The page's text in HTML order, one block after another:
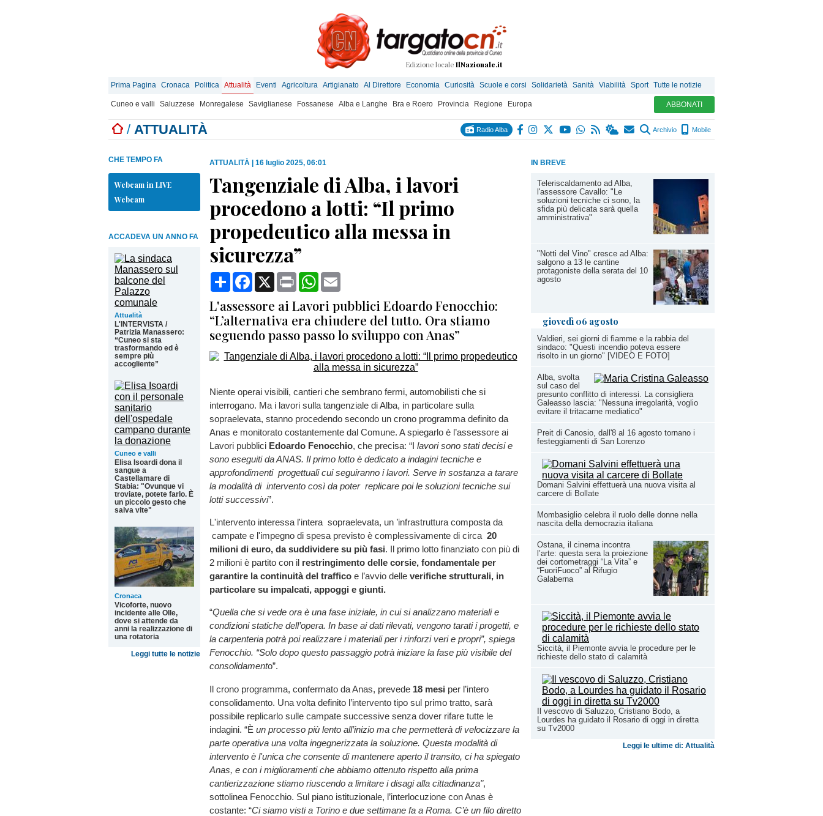
Edizione locale IlNazionale.it
Prima Pagina Cronaca Politica Attualità Eventi Agricoltura Artigianato Al Direttore Economia Curiosità Scuole e corsi Solidarietà Sanità Viabilità Sport Tutte le notizie
Cuneo e valli Saluzzese Monregalese Saviglianese Fossanese Alba e Langhe Bra e Roero Provincia Regione Europa ABBONATI
/ ATTUALITÀ Radio Alba Archivio Mobile
IN BREVE
Teleriscaldamento ad Alba,
l'assessore Cavallo: "Le
soluzioni tecniche ci sono, la
sfida più delicata sarà quella
amministrativa"
"Notti del Vino" cresce ad Alba:
salgono a 13 le cantine
protagoniste della serata del 10
agosto
giovedì 06 agosto
Valdieri, sei giorni di fiamme e la rabbia del
sindaco: "Questi incendio poteva essere
risolto in un giorno" [VIDEO E FOTO]
Alba, svolta
sul caso del
presunto conflitto di interessi. La consigliera
Galeasso lascia: "Nessuna irregolarità, voglio
evitare il tritacarne mediatico"
Preit di Canosio, dall'8 al 16 agosto tornano i
festeggiamenti di San Lorenzo
Domani Salvini effettuerà una nuova visita al
carcere di Bollate
Mombasiglio celebra il ruolo delle donne nella
nascita della democrazia italiana
Ostana, il cinema incontra
l’arte: questa sera la proiezione
dei cortometraggi “La Vita” e
“FuoriFuoco” al Rifugio
Galaberna
Siccità, il Piemonte avvia le procedure per le
richieste dello stato di calamità
Il vescovo di Saluzzo, Cristiano Bodo, a
Lourdes ha guidato il Rosario di oggi in diretta
su Tv2000
Leggi le ultime di: Attualità
CHE TEMPO FA
Webcam in LIVE
Webcam
ACCADEVA UN ANNO FA
Attualità
L'INTERVISTA /
Patrizia Manassero:
“Cuneo si sta
trasformando ed è
sempre più
accogliente”
Cuneo e valli
Elisa Isoardi dona il
sangue a
Castellamare di
Stabia: "Ovunque vi
troviate, potete farlo. È
un piccolo gesto che
salva vite"
Cronaca
Vicoforte, nuovo
incidente alle Olle,
dove si attende da
anni la realizzazione di
una rotatoria
Leggi tutte le notizie
ATTUALITÀ 16 luglio 2025, 06:01
Tangenziale di Alba, i lavori
procedono a lotti: “Il primo
propedeutico alla messa in
sicurezza”
CondividiFacebook
X Print WhatsApp
L'assessore ai Lavori pubblici Edoardo Fenocchio:
“L’alternativa era chiudere del tutto. Ora stiamo
seguendo passo passo lo sviluppo con Anas”
Niente operai visibili, cantieri che sembrano fermi, automobilisti che si
interrogano. Ma i lavori sulla tangenziale di Alba, in particolare sulla
sopraelevata, stanno procedendo secondo un crono programma definito da
Anas e monitorato costantemente dal Comune. A spiegarlo è l’assessore ai
Lavori pubblici Edoardo Fenocchio, che precisa: “I lavori sono stati decisi e
sono eseguiti da ANAS. Il primo lotto è dedicato a indagini tecniche e
approfondimenti progettuali cui seguiranno i lavori. Serve in sostanza a tarare
la modalità di intervento così da poter replicare poi le soluzioni tecniche sui
lotti successivi”.
L'intervento interessa l'intera sopraelevata, un ’infrastruttura composta da
campate e l'impegno di spesa previsto è complessivamente di circa 20
milioni di euro, da suddividere su più fasi. Il primo lotto finanziato con più di
2 milioni è partito con il restringimento delle corsie, fondamentale per
garantire la continuità del traffico e l’avvio delle verifiche strutturali, in
particolare su impalcati, appoggi e giunti.
“Quella che si vede ora è una fase iniziale, in cui si analizzano materiali e
condizioni statiche dell’opera. In base ai dati rilevati, vengono tarati i progetti, e
la carpenteria potrà poi realizzare i materiali per i rinforzi veri e propri”, spiega
Fenocchio. “Solo dopo questo passaggio potrà iniziare la fase più visibile del
consolidamento”.
Il crono programma, confermato da Anas, prevede 18 mesi per l’intero
consolidamento. Una volta definito l’intervento tipo sul primo tratto, sarà
possibile replicarlo sulle campate successive senza dover rifare tutte le
indagini. “È un processo più lento all’inizio ma che permetterà di velocizzare la
parte operativa una volta ingegnerizzata la soluzione. Questa modalità di
intervento è l'unica che consente di mantenere aperto il transito, ci ha spiegato
Anas, e con i miglioramenti che abbiamo ottenuto rispetto alla prima
cantierizzazione stiamo riuscendo a limitare i disagi alla cittadinanza",
sottolinea Fenocchio. Sul piano istituzionale, l’interlocuzione con Anas è
costante: “Ci siamo visti a Torino e due settimane fa a Roma. C’è un filo diretto